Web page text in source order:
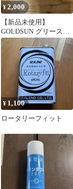
¥2,000
【新品未使用】
GOLDSUN グリースガ
ン 80cc（台湾製）
¥ 1,100
ロータリーフィット